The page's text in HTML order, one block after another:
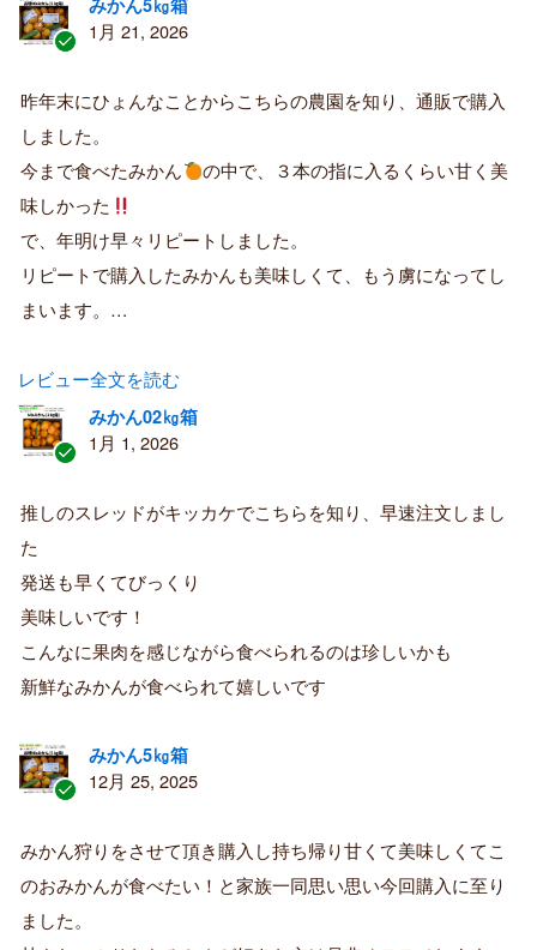
証
済
み
購
者
みかん5㎏箱
1月 21, 2026
昨年末にひょんなことからこちらの農園を知り、通販で購入
しました。
今まで食べたみかん
の中で、３本の指に入るくらい甘く美
味しかった
で、年明け早々リピートしました。
リピートで購入したみかんも美味しくて、もう虜になってし
まいます。…
レビュー全文を読む
証
済
購
者
みかん02㎏箱
1月 1, 2026
推しのスレッドがキッカケでこちらを知り、早速注文しまし
た
発送も早くてびっくり
美味しいです！
こんなに果肉を感じながら食べられるのは珍しいかも
新鮮なみかんが食べられて嬉しいです
証
済
み
購
みかん5㎏箱
12月 25, 2025
みかん狩りをさせて頂き購入し持ち帰り甘くて美味しくてこ
のおみかんが食べたい！と家族一同思い思い今回購入に至り
ました。